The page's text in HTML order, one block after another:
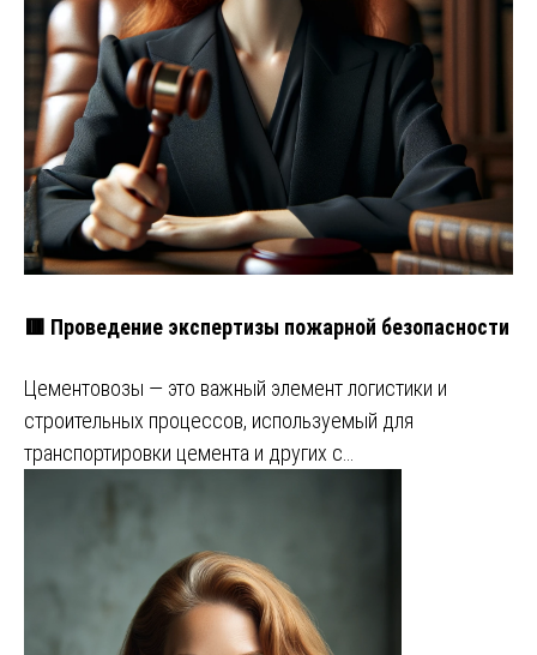
🟥 Проведение экспертизы пожарной безопасности
Цементовозы — это важный элемент логистики и
строительных процессов, используемый для
транспортировки цемента и других с…